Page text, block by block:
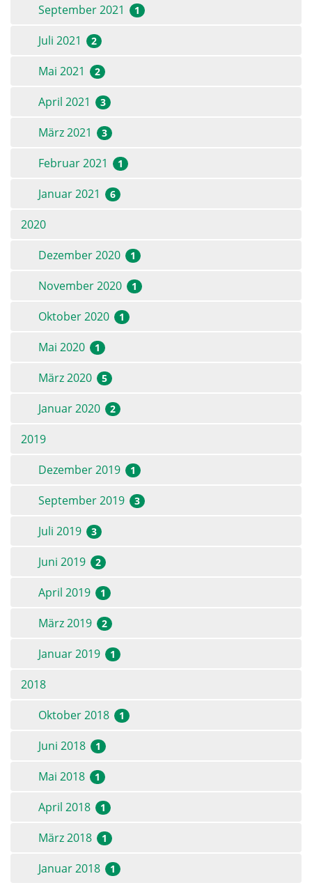
September 2021 1
Juli 2021 2
Mai 2021 2
April 2021 3
März 2021 3
Februar 2021 1
Januar 2021 6
2020
Dezember 2020
1
November 2020 1
Oktober 2020 1
Mai 2020 1
März 2020 5
Januar 2020 2
2019
Dezember 2019
1
September 2019 3
Juli 2019 3
Juni 2019 2
April 2019 1
März 2019 2
Januar 2019 1
2018
Oktober 2018
1
Juni 2018 1
Mai 2018 1
April 2018 1
März 2018 1
Januar 2018 1